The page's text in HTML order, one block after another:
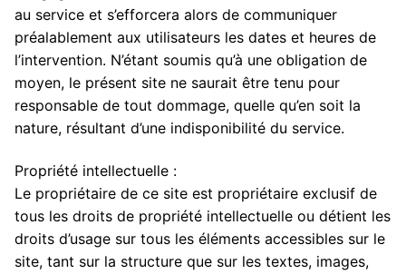
au service et s’efforcera alors de communiquer
préalablement aux utilisateurs les dates et heures de
l’intervention. N’étant soumis qu’à une obligation de
moyen, le présent site ne saurait être tenu pour
responsable de tout dommage, quelle qu’en soit la
nature, résultant d’une indisponibilité du service.
Propriété intellectuelle :
Le propriétaire de ce site est propriétaire exclusif de
tous les droits de propriété intellectuelle ou détient les
droits d’usage sur tous les éléments accessibles sur le
site, tant sur la structure que sur les textes, images,